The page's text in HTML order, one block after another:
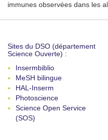
immunes observées dans les
Sites du DSO (département
Science Ouverte) :
Insermbiblio
MeSH bilingue
HAL-Inserm
Photoscience
Science Open Service
(SOS)